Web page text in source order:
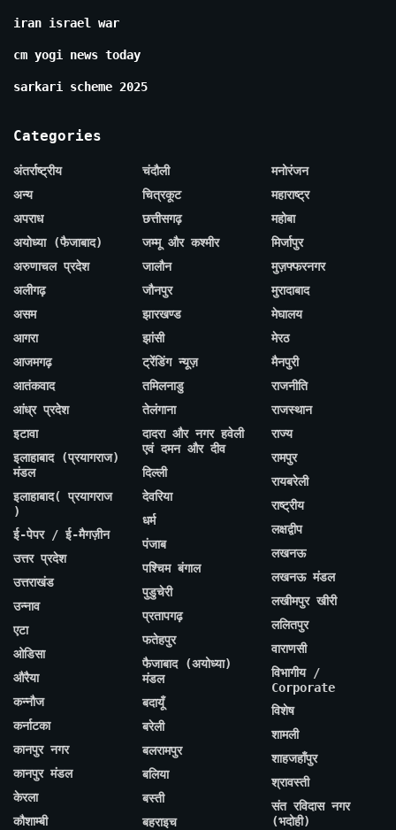
iran israel war
cm yogi news today
sarkari scheme 2025
Categories
अंतर्राष्ट्रीय
अन्य
अपराध
अयोध्या (फैजाबाद)
अरुणाचल प्रदेश
अलीगढ़
असम
आगरा
आजमगढ़
आतंकवाद
आंध्र प्रदेश
इटावा
इलाहाबाद (प्रयागराज)
मंडल
इलाहाबाद( प्रयागराज
)
ई-पेपर / ई-मैगज़ीन
उत्तर प्रदेश
उत्तराखंड
उन्नाव
एटा
ओडिसा
औरैया
कन्नौज
कर्नाटका
कानपुर नगर
कानपुर मंडल
केरला
कौशाम्बी
चंदौली
चित्रकूट
छत्तीसगढ़
जम्मू और कश्मीर
जालौन
जौनपुर
झारखण्ड
झांसी
ट्रेंडिंग न्यूज़
तमिलनाडु
तेलंगाना
दादरा और नगर हवेली
एवं दमन और दीव
दिल्ली
देवरिया
धर्म
पंजाब
पश्चिम बंगाल
पुडुचेरी
प्रतापगढ़
फतेहपुर
फैजाबाद (अयोध्या)
मंडल
बदायूँ
बरेली
बलरामपुर
बलिया
बस्ती
बहराइच
मनोरंजन
महाराष्ट्र
महोबा
मिर्जापुर
मुज़फ्फरनगर
मुरादाबाद
मेघालय
मेरठ
मैनपुरी
राजनीति
राजस्थान
राज्य
रामपुर
रायबरेली
राष्ट्रीय
लक्षद्वीप
लखनऊ
लखनऊ मंडल
लखीमपुर खीरी
ललितपुर
वाराणसी
विभागीय /
Corporate
विशेष
शामली
शाहजहाँपुर
श्रावस्ती
संत रविदास नगर
(भदोही)